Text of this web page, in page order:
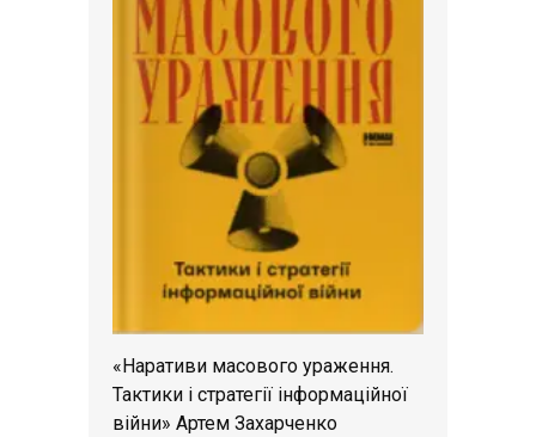
«Наративи масового ураження.
Тактики і стратегії інформаційної
війни» Артем Захарченко